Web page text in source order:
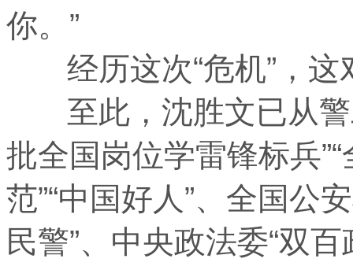
你。”
经历这次“危机”，这
至此，沈胜文已从警
批全国岗位学雷锋标兵
范”“中国好人”、全国公
民警”、中央政法委“双